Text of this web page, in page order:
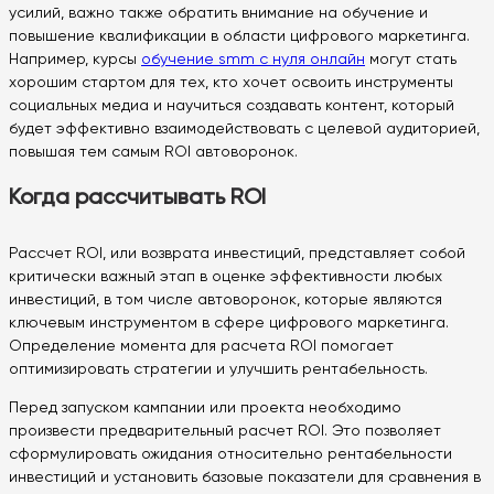
усилий, важно также обратить внимание на обучение и
повышение квалификации в области цифрового маркетинга.
Например, курсы обучение smm с нуля онлайн могут стать
хорошим стартом для тех, кто хочет освоить инструменты
социальных медиа и научиться создавать контент, который
будет эффективно взаимодействовать с целевой аудиторией,
повышая тем самым ROI автоворонок.
Когда рассчитывать ROI
Рассчет ROI, или возврата инвестиций, представляет собой
критически важный этап в оценке эффективности любых
инвестиций, в том числе автоворонок, которые являются
ключевым инструментом в сфере цифрового маркетинга.
Определение момента для расчета ROI помогает
оптимизировать стратегии и улучшить рентабельность.
Перед запуском кампании или проекта необходимо
произвести предварительный расчет ROI. Это позволяет
сформулировать ожидания относительно рентабельности
инвестиций и установить базовые показатели для сравнения в